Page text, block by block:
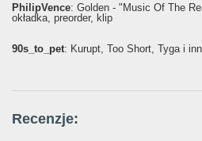
PhilipVence: Golden - "Music Of The
okładka, preorder, klip
90s_to_pet: Kurupt, Too Short, Tyga i
Recenzje: